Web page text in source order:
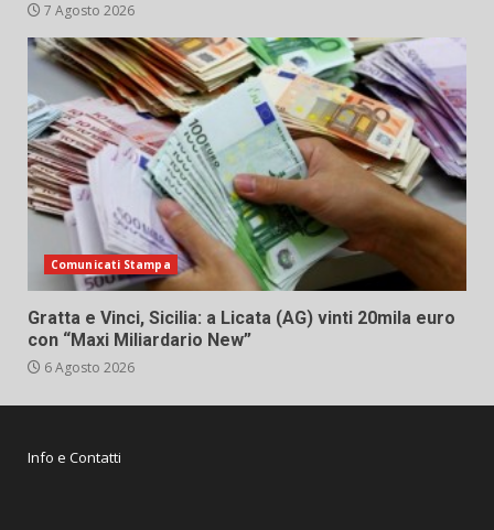
7 Agosto 2026
Comunicati Stampa
Gratta e Vinci, Sicilia: a Licata (AG) vinti 20mila euro
con “Maxi Miliardario New”
6 Agosto 2026
Info e Contatti